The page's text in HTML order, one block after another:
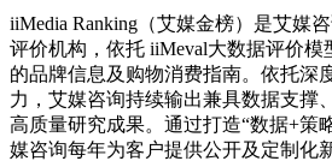
iiMedia Ranking（艾媒金榜）是艾媒
评价机构，依托 iiMeval大数据评价
的品牌信息及购物消费指南。依托深
力，艾媒咨询持续输出兼具数据支撑
高质量研究成果。通过打造“数据+策
媒咨询每年为客户提供公开及定制化